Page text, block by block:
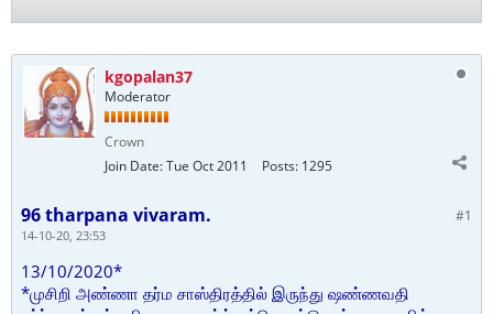
kgopalan37
Moderator
Crown
Join Date:Tue Oct 2011 Posts: 1295
#1
96 tharpana vivaram.
14-10-20, 23:53
13/10/2020*
*முசிறி அண்ணா தர்ம சாஸ்திரத்தில் இருந்து ஷண்ணவதி